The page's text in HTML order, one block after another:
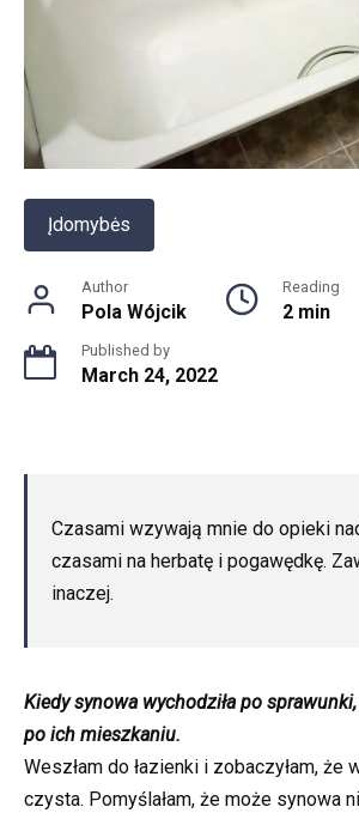
Įdomybės
Author
Pola Wójcik
Reading
2 min
Published by
March 24, 2022
Czasami wzywają mnie do opieki
czasami na herbatę i pogawędkę.
inaczej.
Kiedy synowa wychodziła po
po ich mieszkaniu.
Weszłam do łazienki i zobaczyłam, że
czysta. Pomyślałam, że może synowa